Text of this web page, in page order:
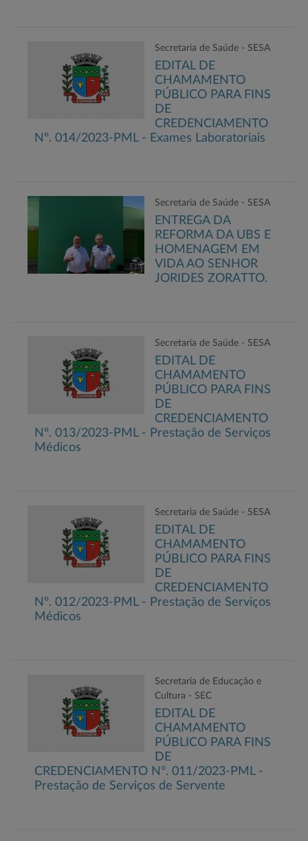
Secretaria de Saúde - SESA
EDITAL DE
CHAMAMENTO
PÚBLICO PARA FINS
DE
CREDENCIAMENTO
Nº. 014/2023-PML - Exames Laboratoriais
Secretaria de Saúde - SESA
ENTREGA DA
REFORMA DA UBS E
HOMENAGEM EM
VIDA AO SENHOR
JORIDES ZORATTO.
Secretaria de Saúde - SESA
EDITAL DE
CHAMAMENTO
PÚBLICO PARA FINS
DE
CREDENCIAMENTO
Nº. 013/2023-PML - Prestação de Serviços
Médicos
Secretaria de Saúde - SESA
EDITAL DE
CHAMAMENTO
PÚBLICO PARA FINS
DE
CREDENCIAMENTO
Nº. 012/2023-PML - Prestação de Serviços
Médicos
Secretaria de Educação e
Cultura - SEC
EDITAL DE
CHAMAMENTO
PÚBLICO PARA FINS
DE
CREDENCIAMENTO Nº. 011/2023-PML -
Prestação de Serviços de Servente